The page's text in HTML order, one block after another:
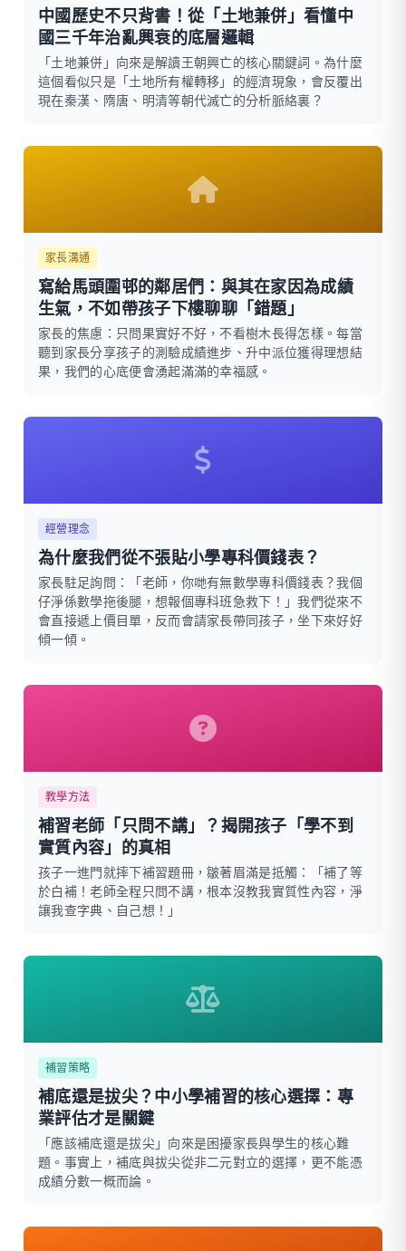
中國歷史不只背書！從「土地兼併」看懂中
國三千年治亂興衰的底層邏輯
「土地兼併」向來是解讀王朝興亡的核心關鍵詞。為什麼
這個看似只是「土地所有權轉移」的經濟現象，會反覆出
現在秦漢、隋唐、明清等朝代滅亡的分析脈絡裏？
家長溝通
寫給馬頭圍邨的鄰居們：與其在家因為成績
生氣，不如帶孩子下樓聊聊「錯題」
家長的焦慮：只問果實好不好，不看樹木長得怎樣。每當
聽到家長分享孩子的測驗成績進步、升中派位獲得理想結
果，我們的心底便會湧起滿滿的幸福感。
經營理念
為什麼我們從不張貼小學專科價錢表？
家長駐足詢問：「老師，你哋有無數學專科價錢表？我個
仔淨係數學拖後腿，想報個專科班急救下！」我們從來不
會直接遞上價目單，反而會請家長帶同孩子，坐下來好好
傾一傾。
教學方法
補習老師「只問不講」？揭開孩子「學不到
實質內容」的真相
孩子一進門就摔下補習題冊，皺著眉滿是抵觸：「補了等
於白補！老師全程只問不講，根本沒教我實質性內容，淨
讓我查字典、自己想！」
補習策略
補底還是拔尖？中小學補習的核心選擇：專
業評估才是關鍵
「應該補底還是拔尖」向來是困擾家長與學生的核心難
題。事實上，補底與拔尖從非二元對立的選擇，更不能憑
成績分數一概而論。